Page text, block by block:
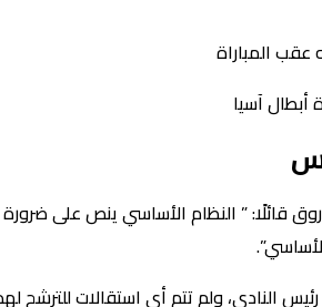
المباراة
أبطال آسيا
قائلًا: ” النظام الأساسي ينص على
النادي، ولم تتم أي استقالات للترشح